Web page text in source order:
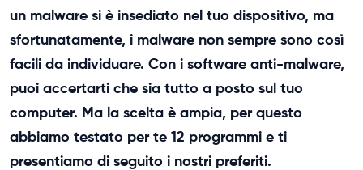
un malware si è insediato nel tuo dispositivo, ma
sfortunatamente, i malware non sempre sono così
facili da individuare. Con i software anti-malware,
puoi accertarti che sia tutto a posto sul tuo
computer. Ma la scelta è ampia, per questo
abbiamo testato per te 12 programmi e ti
presentiamo di seguito i nostri preferiti.